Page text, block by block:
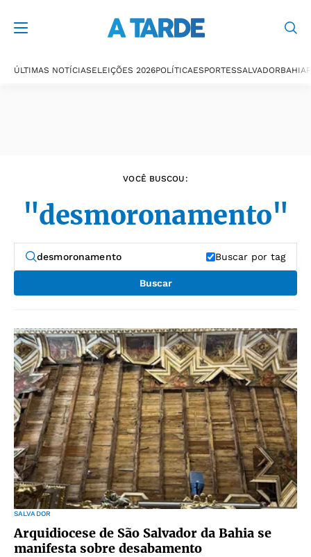
ÚLTIMAS NOTÍCIASELEIÇÕES 2026POLÍTICAESPORTESSALVADORBAHIA
VOCÊ BUSCOU:
"desmoronamento"
Buscar por tag
Buscar
SALVADOR
Arquidiocese de São Salvador da Bahia se
manifesta sobre desabamento